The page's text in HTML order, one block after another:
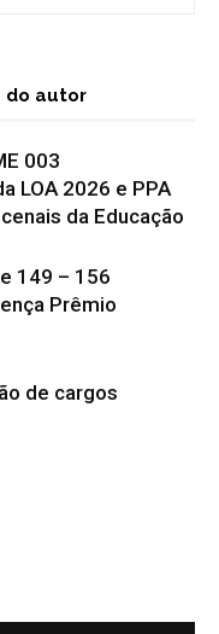
do autor
003
LOA 2026 e PPA
da Educação
149 – 156
Prêmio
de cargos